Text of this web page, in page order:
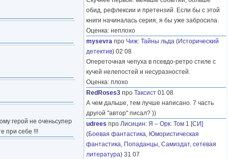
герой не оченьсупер
при себе !!!
обид, рефлексии и претензий. Если бы с этой
книги начиналась серия, я бы уже забросила.
Оценка: неплохо
mysevra про Чиж: Тайны льда (Исторический
детектив) 02 08
Опереточная чепуха в псевдо-ретро стиле с
кучей нелепостей и несуразностей.
Оценка: плохо
RedRoses3 про Таксист 01 08
А чем дальше, тем лучше написано. 7 часть
другой "автор" писал? ))
udrees про Лисицин: Я – Орк. Том 1 [СИ]
(Боевая фантастика, Юмористическая
фантастика, Попаданцы, Самиздат, сетевая
литература) 31 07